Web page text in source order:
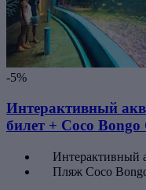
-5%
Интерактивный
билет + Coco
Интерактивный
Пляж Coco